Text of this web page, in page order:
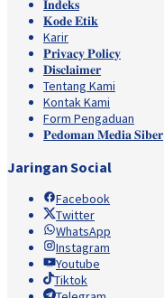
𝐈𝐧𝐝𝐞𝐤𝐬
𝐊𝐨𝐝𝐞 𝐄𝐭𝐢𝐤
Karir
𝐏𝐫𝐢𝐯𝐚𝐜𝐲 𝐏𝐨𝐥𝐢𝐜𝐲
𝐃𝐢𝐬𝐜𝐥𝐚𝐢𝐦𝐞𝐫
Tentang Kami
Kontak Kami
Form Pengaduan
𝐏𝐞𝐝𝐨𝐦𝐚𝐧 𝐌𝐞𝐝𝐢𝐚 𝐒𝐢𝐛𝐞𝐫
Jaringan Social
Facebook
Twitter
WhatsApp
Instagram
Youtube
Tiktok